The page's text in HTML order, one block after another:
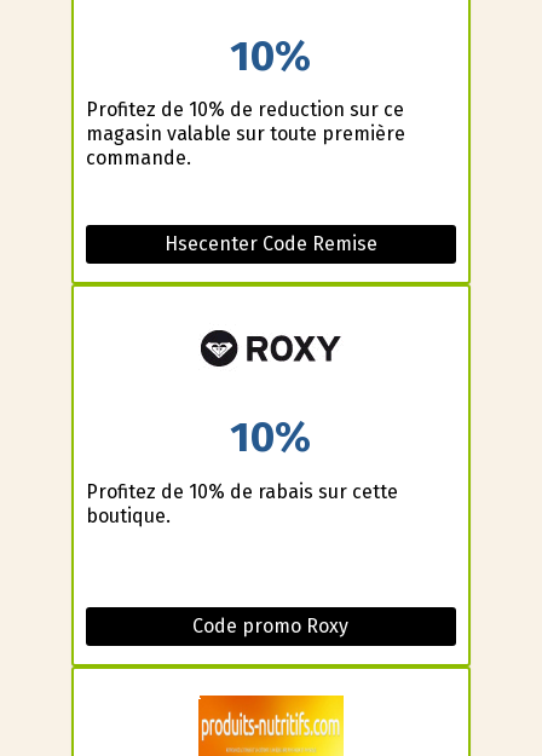
10%
Profitez de 10% de reduction sur ce
magasin valable sur toute première
commande.
Hsecenter Code Remise
10%
Profitez de 10% de rabais sur cette
boutique.
Code promo Roxy